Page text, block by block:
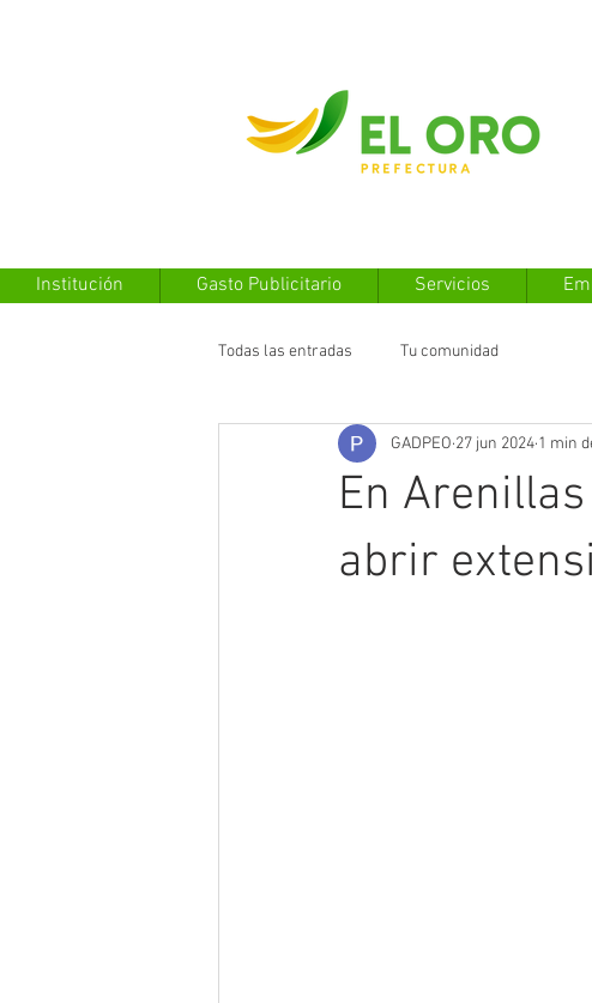
Institución Gasto Publicitario Servicios
Todas las entradas Tu comunidad
En
abrir
GADPEO 27 jun 2024 1 min